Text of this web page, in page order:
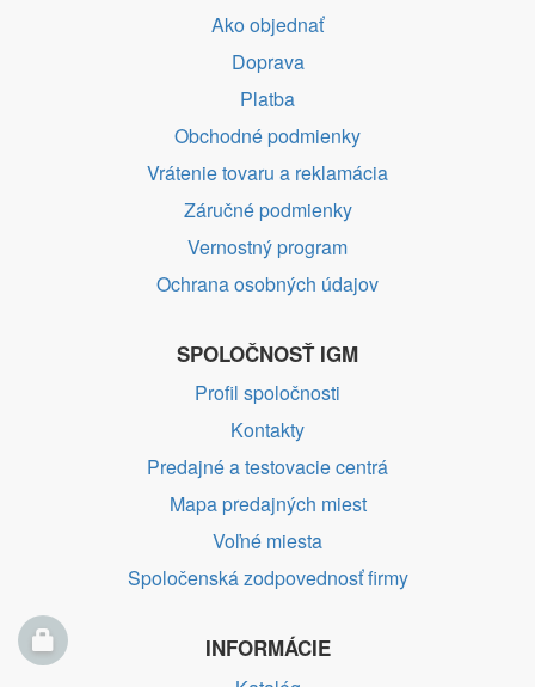
Ako objednať
Doprava
Platba
Obchodné podmienky
Vrátenie tovaru a reklamácia
Záručné podmienky
Vernostný program
Ochrana osobných údajov
SPOLOČNOSŤ IGM
Profil spoločnosti
Kontakty
Predajné a testovacie centrá
Mapa predajných miest
Voľné miesta
Spoločenská zodpovednosť firmy
INFORMÁCIE